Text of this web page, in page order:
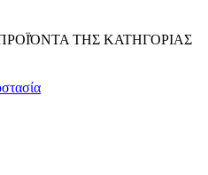
ΤΗΣ ΚΑΤΗΓΟΡΙΑΣ